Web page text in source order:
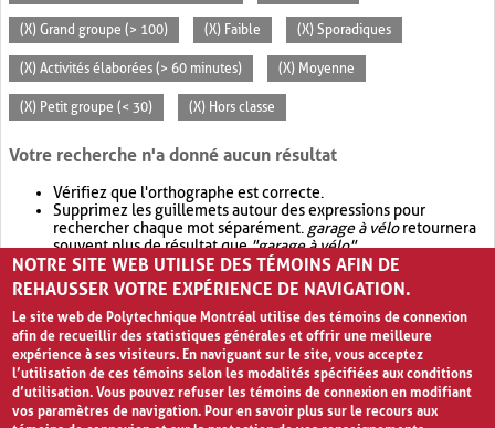
(X) Grand groupe (> 100) (X) Faible (X) Sporadiques
(X) Activités élaborées (> 60 minutes) (X) Moyenne
(X) Petit groupe (< 30) (X) Hors classe
Votre recherche n'a donné aucun résultat
Vérifiez que l'orthographe est correcte.
Supprimez les guillemets autour des expressions pour
rechercher chaque mot séparément. garage à véloretournera
souvent plus de résultat que"garage à vélo".
Envisagez d'élargir votre recherche avec OR.garage OR vélo
retournera souvent plus de résultat quegarage à vélo
NOTRE SITE WEB UTILISE DES TÉMOINS AFIN DE
REHAUSSER VOTRE EXPÉRIENCE DE NAVIGATION.
Le site web de Polytechnique Montréal utilise des témoins de connexion
afin de recueillir des statistiques générales et offrir une meilleure
expérience à ses visiteurs. En naviguant sur le site, vous acceptez
l’utilisation de ces témoins selon les modalités spécifiées aux conditions
d’utilisation. Vous pouvez refuser les témoins de connexion en modifiant
vos paramètres de navigation. Pour en savoir plus sur le recours aux